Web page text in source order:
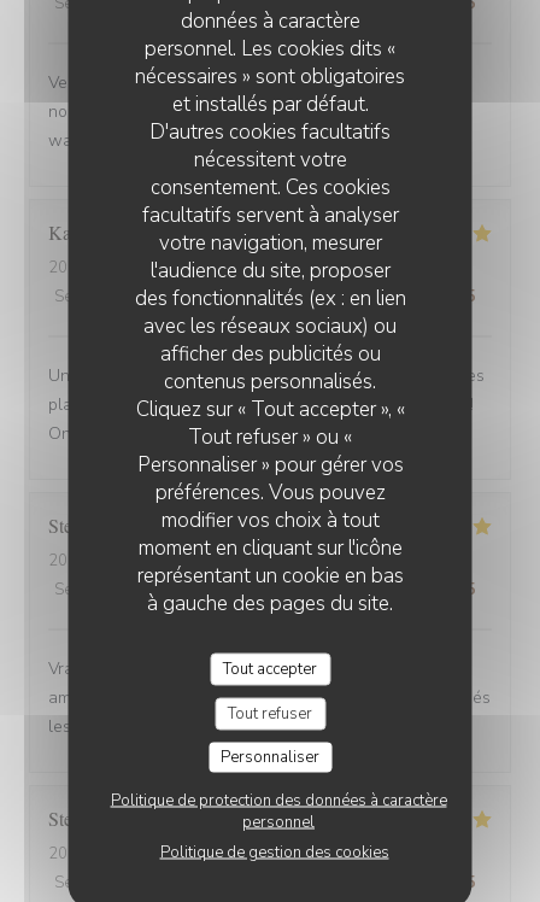
données à caractère
personnel. Les cookies dits «
nécessaires » sont obligatoires
et installés par défaut.
D'autres cookies facultatifs
nécessitent votre
consentement. Ces cookies
facultatifs servent à analyser
votre navigation, mesurer
l'audience du site, proposer
des fonctionnalités (ex : en lien
avec les réseaux sociaux) ou
afficher des publicités ou
contenus personnalisés.
Cliquez sur « Tout accepter », «
Tout refuser » ou «
Personnaliser » pour gérer vos
préférences. Vous pouvez
modifier vos choix à tout
moment en cliquant sur l'icône
représentant un cookie en bas
à gauche des pages du site.
Tout accepter
Tout refuser
Personnaliser
Politique de protection des données à caractère
personnel
Politique de gestion des cookies
Venue avec des amis de Belfort.super bien accueillis,
nous avons beaucoup apprécié la carbonade et le
waterzoi de poissons Nous reviendrons
Karine
2025-08-30
- 21:15 - Couverts 4
Service
/5 Ambiance: 5/5 Cuisine :5/5 Qualité / Prix /5
Une adresse a absolument découvrir ! Une ambiance,des
plats tous délicieux,un personnel attentionné et réactif !!
On reviendra....
Stefano
2025-08-30
- 12:00 - Couverts 6
Service
/5 Ambiance: 5 /5 Cuisine: 5/5 Qualité / Prix /5
Vrai Estaminet du Nord, nourriture excellente, uste a
ameillorer le rytme de sortie des plats, pas tjs coordonnés
les frites avec les plats principaux.
Stefan
2025-08-30
- 21:15 - Couverts 2
Service
/5